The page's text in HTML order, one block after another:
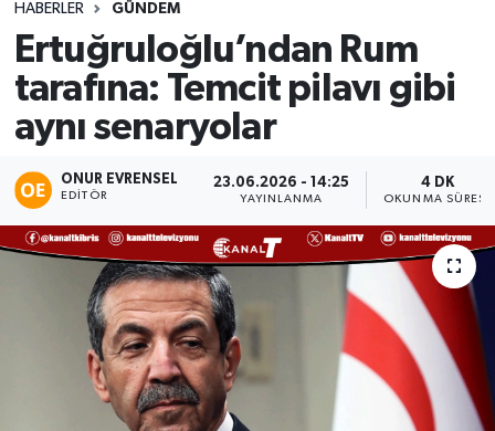
HABERLER GÜNDEM
Ertuğruloğlu’ndan Rum
tarafına: Temcit pilavı gibi
aynı senaryolar
ONUR EVRENSEL
EDITÖR
23.06.2026 - 14:25
YAYINLANMA
4 DK
OKUNMA SÜRESI